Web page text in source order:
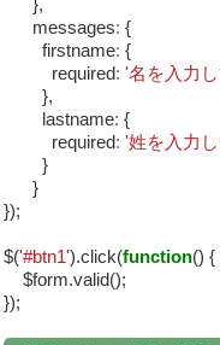
},
messages: {
firstname: {
required: '名を入力
},
lastname: {
required: '姓を入力
}
}
});
$('#btn1').click(function() {
$form.valid();
});